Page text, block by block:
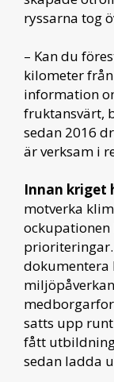
ryssarna tog
– Kan du
kilometer
information
fruktansvärt,
sedan 2016
är verksam i
Innan kriget
motverka
ockupationen
dokumentera
satts upp
fått
sedan ladda